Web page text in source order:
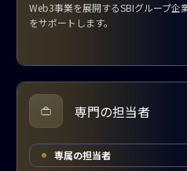
Web3事業を展開するSBIグループ企
をサポートします。
専門の担当者
専属の担当者